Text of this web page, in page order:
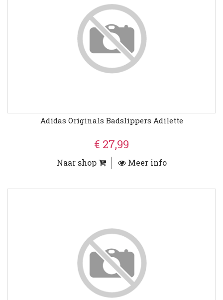
Adidas Originals Badslippers Adilette
€ 27,99
Naar shop Meer info